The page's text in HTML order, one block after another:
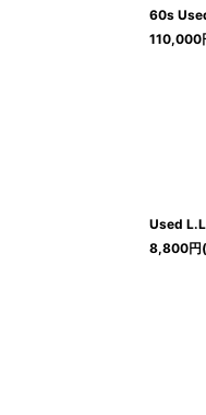
60s
110,000
Used
8,800円